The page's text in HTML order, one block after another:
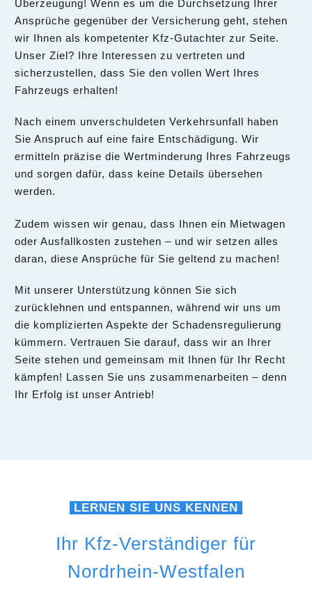
Überzeugung! Wenn es um die Durchsetzung Ihrer
Ansprüche gegenüber der Versicherung geht, stehen
wir Ihnen als kompetenter Kfz-Gutachter zur Seite.
Unser Ziel? Ihre Interessen zu vertreten und
sicherzustellen, dass Sie den vollen Wert Ihres
Fahrzeugs erhalten!
Nach einem unverschuldeten Verkehrsunfall haben
Sie Anspruch auf eine faire Entschädigung. Wir
ermitteln präzise die Wertminderung Ihres Fahrzeugs
und sorgen dafür, dass keine Details übersehen
werden.
Zudem wissen wir genau, dass Ihnen ein Mietwagen
oder Ausfallkosten zustehen – und wir setzen alles
daran, diese Ansprüche für Sie geltend zu machen!
Mit unserer Unterstützung können Sie sich
zurücklehnen und entspannen, während wir uns um
die komplizierten Aspekte der Schadensregulierung
kümmern. Vertrauen Sie darauf, dass wir an Ihrer
Seite stehen und gemeinsam mit Ihnen für Ihr Recht
kämpfen! Lassen Sie uns zusammenarbeiten – denn
Ihr Erfolg ist unser Antrieb!
LERNEN SIE UNS KENNEN
Ihr Kfz-Verständiger für
Nordrhein-Westfalen